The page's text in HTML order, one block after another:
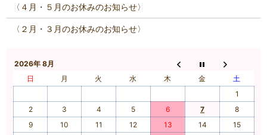
〈４月・５月のお休みのお知らせ〉
〈２月・３月のお休みのお知らせ〉
2026年 8月
日
月 火 水 木 金
土
1
2
3 4 5 6 7
8
9
10 11 12 13 14
15